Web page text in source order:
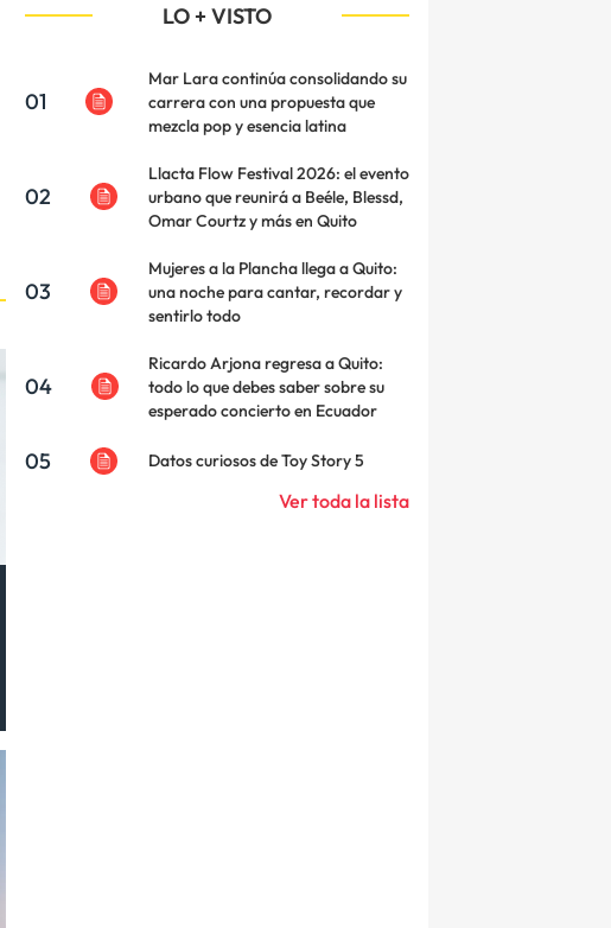
LO + VISTO
01
Mar Lara continúa consolidando su
carrera con una propuesta que
mezcla pop y esencia latina
02
Llacta Flow Festival 2026: el evento
urbano que reunirá a Beéle, Blessd,
Omar Courtz y más en Quito
03
Mujeres a la Plancha llega a Quito:
una noche para cantar, recordar y
sentirlo todo
04
Ricardo Arjona regresa a Quito:
todo lo que debes saber sobre su
esperado concierto en Ecuador
05 Datos curiosos de Toy Story 5
Ver toda la lista